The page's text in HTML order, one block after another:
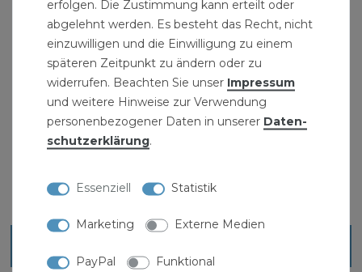
Lieferumfang: Rohrdoppelnippel 3/4 Zoll 26,9 x
500 mm DN20 Rohrnippel verzinkt
" >Fittinge
erfolgen. Die Zustimmung kann erteilt oder
abgelehnt werden. Es besteht das Recht, nicht
einzuwilligen und die Einwilligung zu einem
späteren Zeitpunkt zu ändern oder zu
widerrufen. Beachten Sie unser Impressum
und weitere Hinweise zur Verwendung
personenbezogener Daten in unserer Daten­
schutz­erklärung.
Essenziell Statistik
Marketing Externe Medien
PayPal Funktional